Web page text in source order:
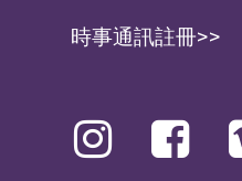
時事通訊註冊>>